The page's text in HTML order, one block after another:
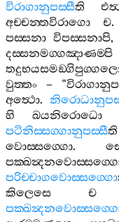
විරාගානුපස‍්සීති
අච‍්චන‍්තවිරාගො
ච
පස‍්සනා විපස‍්සනාපි,
දස‍්සනමග‍්ගඤාණම‍්පි
වුත‍්තං – “
අත්‍ථො.
හි
ඛයනිරොධො
පටිනිස‍්සග‍්ගානුපස‍්සීති
වොස‍්සග‍්ගො.
පරිච‍්චාගවොස‍්සග‍්ගො
කිලෙසෙ
ච